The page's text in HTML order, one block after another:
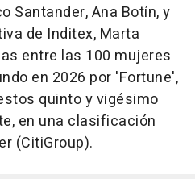
Santander, Ana Botín, y
de Inditex, Marta
entre las 100 mujeres
en 2026 por 'Fortune',
quinto y vigésimo
en una clasificación
(CitiGroup).